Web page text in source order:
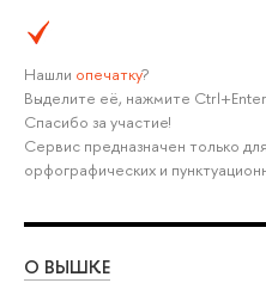
Нашли опечатку?
Выделите её, нажмите
Спасибо за участие!
Сервис предназначен только
орфографических и
О ВЫШКЕ